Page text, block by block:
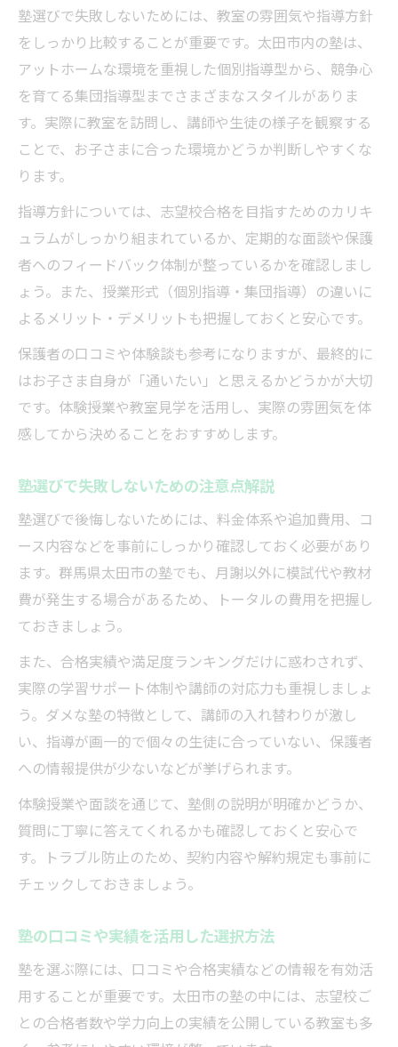
塾のカリキュラムを活かす計画術とは
塾通いを生かす勉強習慣の作り方
塾と家庭学習を組み合わせた学力向上法
合格を引き寄せる塾活用のポイント
塾で合格力を高める学習法の秘訣
塾の先生との連携で合格率を高める方法
塾での疑問解消とモチベ維持のコツ
塾のサポートを最大限活用するポイント
塾選びで失敗しないためには、教室の雰囲気や指導方針
をしっかり比較することが重要です。太田市内の塾は、
アットホームな環境を重視した個別指導型から、競争心
を育てる集団指導型までさまざまなスタイルがありま
す。実際に教室を訪問し、講師や生徒の様子を観察する
ことで、お子さまに合った環境かどうか判断しやすくな
ります。
指導方針については、志望校合格を目指すためのカリキ
ュラムがしっかり組まれているか、定期的な面談や保護
者へのフィードバック体制が整っているかを確認しまし
ょう。また、授業形式（個別指導・集団指導）の違いに
よるメリット・デメリットも把握しておくと安心です。
保護者の口コミや体験談も参考になりますが、最終的に
はお子さま自身が「通いたい」と思えるかどうかが大切
です。体験授業や教室見学を活用し、実際の雰囲気を体
感してから決めることをおすすめします。
塾選びで失敗しないための注意点解説
塾選びで後悔しないためには、料金体系や追加費用、コ
ース内容などを事前にしっかり確認しておく必要があり
ます。群馬県太田市の塾でも、月謝以外に模試代や教材
費が発生する場合があるため、トータルの費用を把握し
ておきましょう。
また、合格実績や満足度ランキングだけに惑わされず、
実際の学習サポート体制や講師の対応力も重視しましょ
う。ダメな塾の特徴として、講師の入れ替わりが激し
い、指導が画一的で個々の生徒に合っていない、保護者
への情報提供が少ないなどが挙げられます。
体験授業や面談を通じて、塾側の説明が明確かどうか、
質問に丁寧に答えてくれるかも確認しておくと安心で
す。トラブル防止のため、契約内容や解約規定も事前に
チェックしておきましょう。
塾の口コミや実績を活用した選択方法
塾を選ぶ際には、口コミや合格実績などの情報を有効活
用することが重要です。太田市の塾の中には、志望校ご
との合格者数や学力向上の実績を公開している教室も多